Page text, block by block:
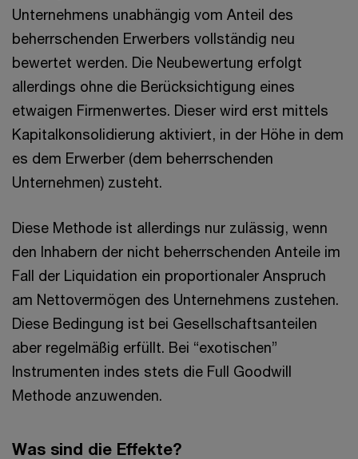
Unternehmens unabhängig vom Anteil des
beherrschenden Erwerbers vollständig neu
bewertet werden. Die Neubewertung erfolgt
allerdings ohne die Berücksichtigung eines
etwaigen Firmenwertes. Dieser wird erst mittels
Kapitalkonsolidierung aktiviert, in der Höhe in dem
es dem Erwerber (dem beherrschenden
Unternehmen) zusteht.
Diese Methode ist allerdings nur zulässig, wenn
den Inhabern der nicht beherrschenden Anteile im
Fall der Liquidation ein proportionaler Anspruch
am Nettovermögen des Unternehmens zustehen.
Diese Bedingung ist bei Gesellschaftsanteilen
aber regelmäßig erfüllt. Bei “exotischen”
Instrumenten indes stets die Full Goodwill
Methode anzuwenden.
Was sind die Effekte?